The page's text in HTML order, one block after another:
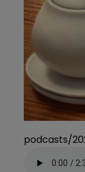
podcasts/